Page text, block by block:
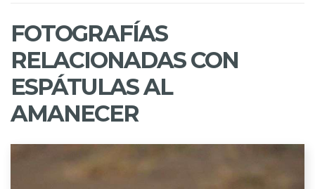
FOTOGRAFÍAS
RELACIONADAS CON
ESPÁTULAS AL
AMANECER